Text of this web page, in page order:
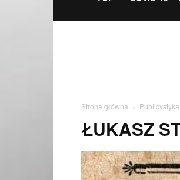
Strona główna Publicystyka
ŁUKASZ